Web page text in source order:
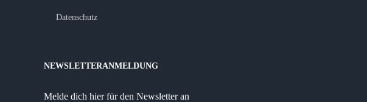
Datenschutz
NEWSLETTERANMELDUNG
Melde dich hier für den Newsletter an